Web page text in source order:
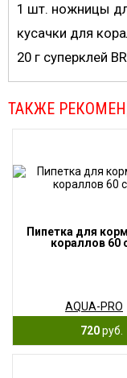
1 шт. ножницы
кусачки для
20 г суперклей
ТАКЖЕ
Пипетка для
кораллов 60
AQUA-PRO
720руб.